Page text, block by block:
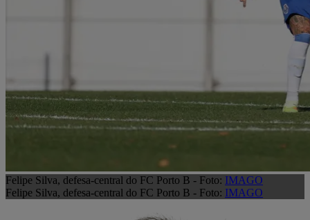
Felipe Silva, defesa-central do FC Porto B - Foto: IMAGO
Felipe Silva, defesa-central do FC Porto B - Foto: IMAGO